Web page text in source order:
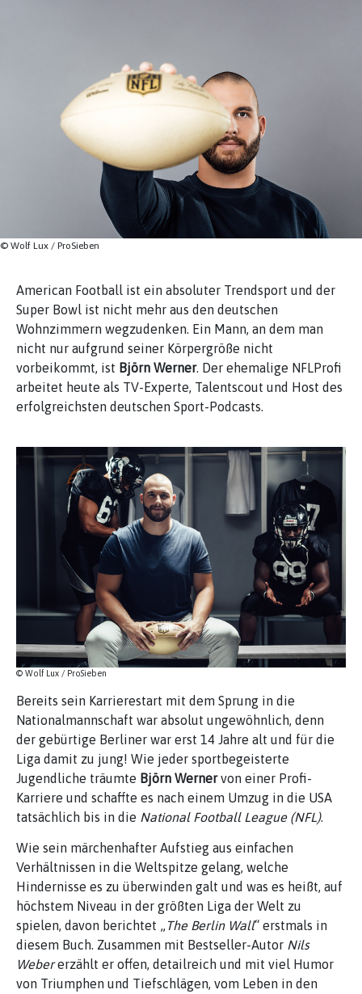
© Wolf Lux / ProSieben
American Football ist ein absoluter Trendsport und der
Super Bowl ist nicht mehr aus den deutschen
Wohnzimmern wegzudenken. Ein Mann, an dem man
nicht nur aufgrund seiner Körpergröße nicht
vorbeikommt, ist Björn Werner. Der ehemalige NFLProfi
arbeitet heute als TV-Experte, Talentscout und Host des
erfolgreichsten deutschen Sport-Podcasts.
© Wolf Lux / ProSieben
Bereits sein Karrierestart mit dem Sprung in die
Nationalmannschaft war absolut ungewöhnlich, denn
der gebürtige Berliner war erst 14 Jahre alt und für die
Liga damit zu jung! Wie jeder sportbegeisterte
Jugendliche träumte Björn Wernervon einer Profi-
Karriere und schaffte es nach einem Umzug in die USA
tatsächlich bis in die National Football League (NFL).
Wie sein märchenhafter Aufstieg aus einfachen
Verhältnissen in die Weltspitze gelang, welche
Hindernisse es zu überwinden galt und was es heißt, auf
höchstem Niveau in der größten Liga der Welt zu
spielen, davon berichtet „ The Berlin Wall“ erstmals in
diesem Buch. Zusammen mit Bestseller-Autor Nils
Webererzählt er offen, detailreich und mit viel Humor
von Triumphen und Tiefschlägen, vom Leben in den